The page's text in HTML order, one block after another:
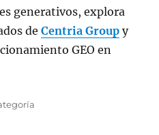
generativos, explora
deCentria Group y
GEO en